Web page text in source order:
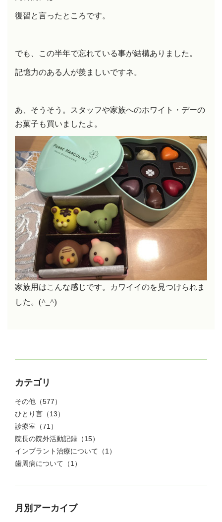
復習と言ったところです。
でも、この半年で忘れている事が結構ありました。
記憶力のある人が羨ましいですネ。
あ、そうそう。スタッフや家族へのホワイト・デーの
お菓子も買いましたよ。
家族用はこんな感じです。カワイイのを見つけられま
した。 (^_^)
カテゴリ
その他 （577）
ひとり言 （13）
診療室 （71）
院長の院外活動記録 （15）
インプラント治療について （1）
歯周病について （1）
月別アーカイブ